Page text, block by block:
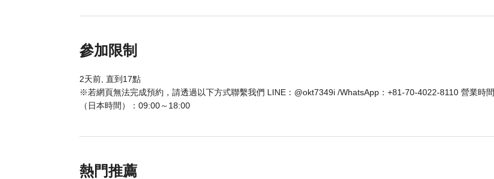
參加限制
2天前, 直到17點
※若網頁無法完成預約，請透過以下方式聯繫我們 LINE：@okt7349i /WhatsApp：+81-70-4022-8110 營業時間
（日本時間）：09:00～18:00
熱門推薦